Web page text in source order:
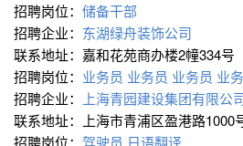
招聘岗位： 储备干部
招聘企业： 东湖绿舟装饰公司
联系地址：嘉和花苑商办楼2幢334号
招聘岗位： 业务员 业务员 业务员 业
招聘企业：
上海青园建设集团有限公
联系地址：上海市青浦区盈港路1000
招聘岗位： 驾驶员 日语翻译